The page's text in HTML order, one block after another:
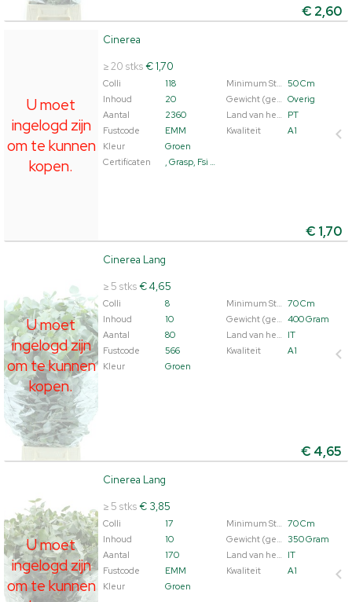
€ 2,60
U moet
ingelogd zijn
om te kunnen
kopen.
Cinerea
≥ 20 stks€ 1,70
Colli 118 Minimum Steellengte
50 Cm
Inhoud
20
Overig
Aantal
2360
PT
Fustcode
EMM Kwaliteit
A1
Kleur
Groen
Certificaten
€ 1,70
U moet ingelogd zijn om te kunnen kopen.
U moet
ingelogd zijn
om te kunnen
kopen.
Cinerea Lang
≥ 5 stks€ 4,65
Colli 8 Minimum Steellengte
70 Cm
Inhoud
10
400 Gram
Aantal
80
IT
Fustcode
566 Kwaliteit
A1
Kleur
Groen
€ 4,65
U moet ingelogd zijn om te kunnen kopen.
in te loggen.
U moet
ingelogd zijn
om te kunnen
Cinerea Lang
≥ 5 stks€ 3,85
Colli 17 Minimum Steellengte
70 Cm
Inhoud
10
350 Gram
Aantal
170
IT
Fustcode
EMM Kwaliteit
A1
Kleur
Groen
U moet ingelogd zijn om te kunnen kopen.
in te loggen.